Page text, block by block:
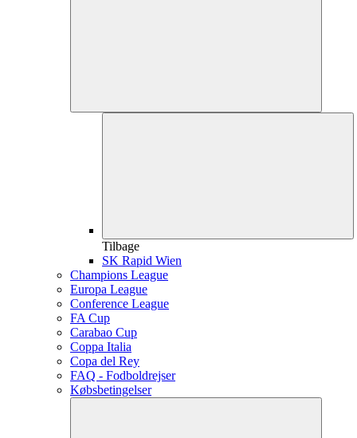
Tilbage
SK Rapid Wien
Champions League
Europa League
Conference League
FA Cup
Carabao Cup
Coppa Italia
Copa del Rey
FAQ - Fodboldrejser
Købsbetingelser